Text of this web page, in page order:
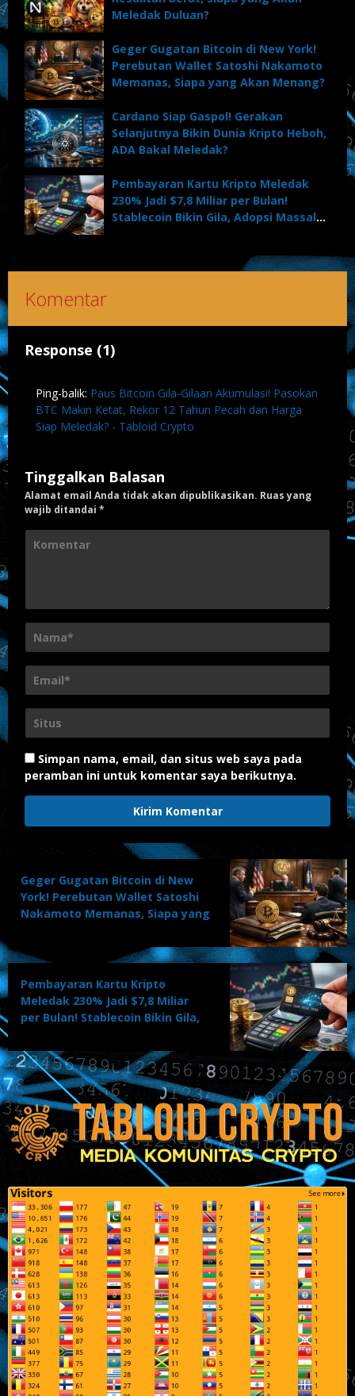
Meledak Duluan?
Geger Gugatan Bitcoin di New York!
Perebutan Wallet Satoshi Nakamoto
Memanas, Siapa yang Akan Menang?
Cardano Siap Gaspol! Gerakan
Selanjutnya Bikin Dunia Kripto Heboh,
ADA Bakal Meledak?
Pembayaran Kartu Kripto Meledak
230% Jadi $7,8 Miliar per Bulan!
Stablecoin Bikin Gila, Adopsi Massal
Komentar
Response (1)
Ping-balik: Paus Bitcoin Gila-Gilaan Akumulasi! Pasokan
BTC Makin Ketat, Rekor 12 Tahun Pecah dan Harga
Siap Meledak? - Tabloid Crypto
Tinggalkan Balasan
Alamat email Anda tidak akan dipublikasikan. Ruas yang
wajib ditandai *
Simpan nama, email, dan situs web saya pada
peramban ini untuk komentar saya berikutnya.
Geger Gugatan Bitcoin di New
York! Perebutan Wallet Satoshi
Nakamoto Memanas, Siapa yang
Pembayaran Kartu Kripto
Meledak 230% Jadi $7,8 Miliar
per Bulan! Stablecoin Bikin Gila,